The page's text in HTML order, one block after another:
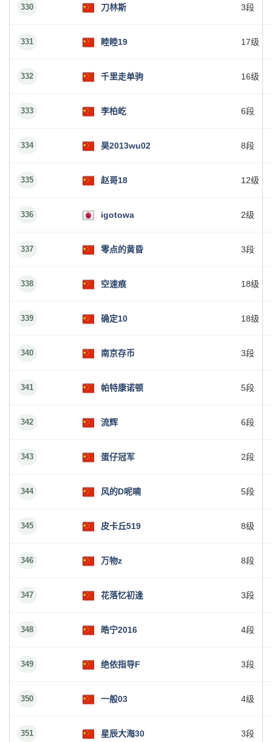
330 刀林斯 3段
331 睦睦19 17级
332 千里走单驹 16级
333 李柏屹 6段
334 昊2013wu02 8段
335 赵哥18 12级
336 igotowa 2级
337 零点的黄昏 3段
338 空速痕 18级
339 确定10 18级
340 南京存币 3段
341 帕特康诺顿 5段
342 流辉 6段
343 蛋仔冠军 2段
344 风的D呢喃 5段
345 皮卡丘519 8级
346 万物z 8段
347 花落忆初逢 3段
348 皓宁2016 4段
349 绝依指导F 3段
350 一般03 4级
351 星辰大海30 3段